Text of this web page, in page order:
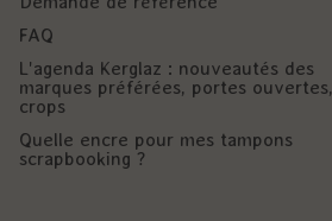
FAQ
L'agenda Kerglaz : nouveautés des
marques préférées, portes ouvertes,
crops
Quelle encre pour mes tampons
scrapbooking ?